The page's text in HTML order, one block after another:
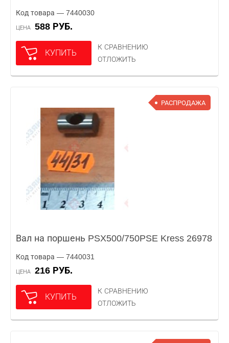
Код товара — 7440030
ЦЕНА 588 РУБ.
КУПИТЬ
К СРАВНЕНИЮ
ОТЛОЖИТЬ
РАСПРОДАЖА
Вал на поршень PSX500/750PSE Kress 26978
Код товара — 7440031
ЦЕНА 216 РУБ.
КУПИТЬ
К СРАВНЕНИЮ
ОТЛОЖИТЬ